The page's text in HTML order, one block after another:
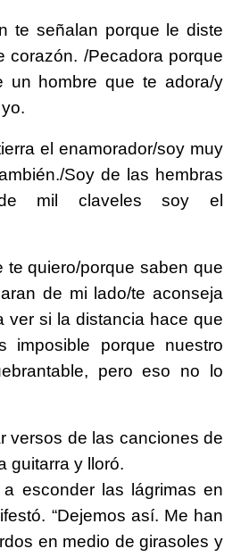
te señalan porque le diste
corazón. /Pecadora porque
un hombre que te adora/y
el enamorador/soy muy
Soy de las hembras
de mil claveles soy el
te quiero/porque saben que
de mi lado/te aconseja
ver si la distancia hace que
imposible porque nuestro
pero eso no lo
versos de las canciones de
guitarra y lloró.
esconder las lágrimas en
“Dejemos así. Me han
en medio de girasoles y